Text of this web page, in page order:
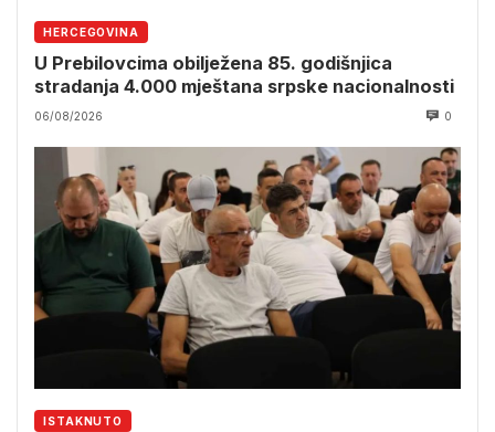
HERCEGOVINA
U Prebilovcima obilježena 85. godišnjica
stradanja 4.000 mještana srpske nacionalnosti
06/08/2026 0
ISTAKNUTO